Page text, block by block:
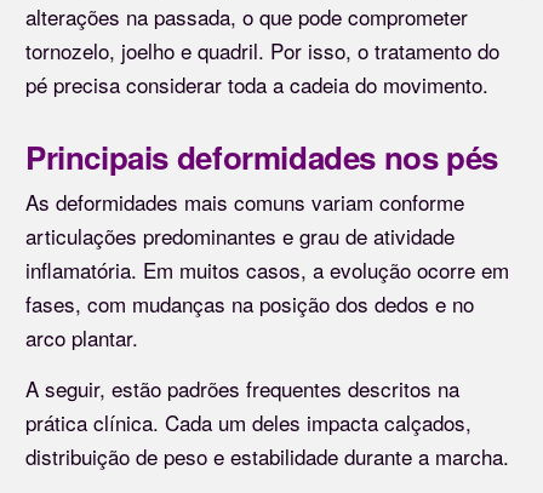
alterações na passada, o que pode comprometer
tornozelo, joelho e quadril. Por isso, o tratamento do
pé precisa considerar toda a cadeia do movimento.
Principais deformidades nos pés
As deformidades mais comuns variam conforme
articulações predominantes e grau de atividade
inflamatória. Em muitos casos, a evolução ocorre em
fases, com mudanças na posição dos dedos e no
arco plantar.
A seguir, estão padrões frequentes descritos na
prática clínica. Cada um deles impacta calçados,
distribuição de peso e estabilidade durante a marcha.